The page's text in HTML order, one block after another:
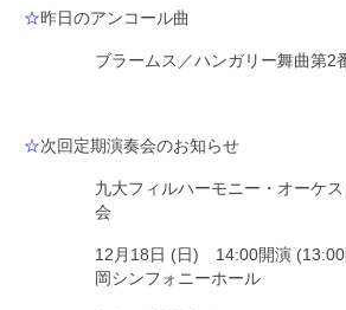
☆昨日のアンコール曲
ブラームス／ハンガリー舞曲第2
☆次回定期演奏会のお知らせ
九大フィルハーモニー・オーケ
会
12月18日 (日) 14:00開演
岡シンフォニーホール